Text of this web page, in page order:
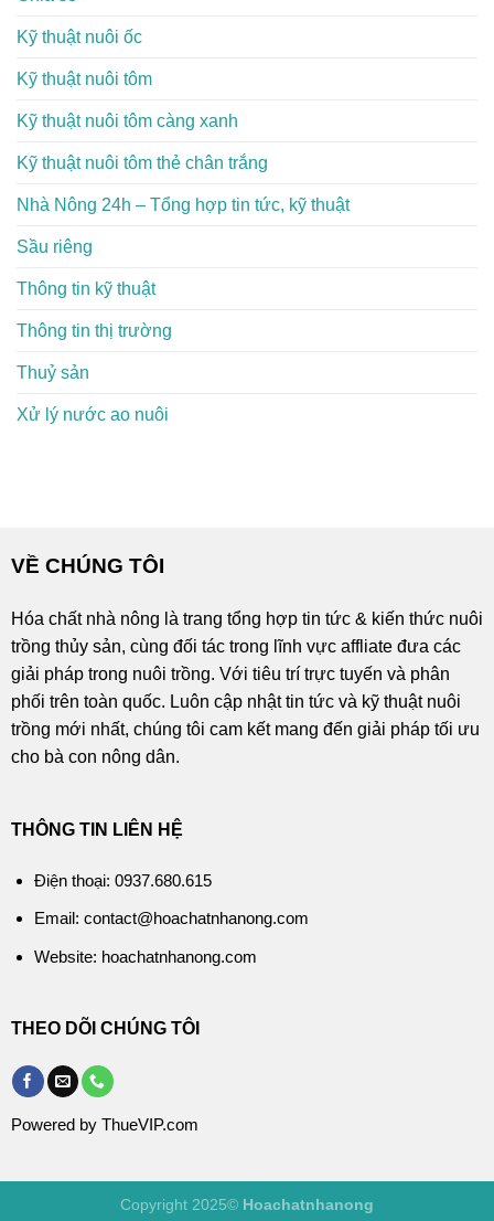
Kỹ thuật nuôi ốc
Kỹ thuật nuôi tôm
Kỹ thuật nuôi tôm càng xanh
Kỹ thuật nuôi tôm thẻ chân trắng
Nhà Nông 24h – Tổng hợp tin tức, kỹ thuật
Sầu riêng
Thông tin kỹ thuật
Thông tin thị trường
Thuỷ sản
Xử lý nước ao nuôi
VỀ CHÚNG TÔI
Hóa chất nhà nông là trang tổng hợp tin tức & kiến thức nuôi
trồng thủy sản, cùng đối tác trong lĩnh vực affliate đưa các
giải pháp trong nuôi trồng. Với tiêu trí trực tuyến và phân
phối trên toàn quốc. Luôn cập nhật tin tức và kỹ thuật nuôi
trồng mới nhất, chúng tôi cam kết mang đến giải pháp tối ưu
cho bà con nông dân.
THÔNG TIN LIÊN HỆ
Điện thoại: 0937.680.615
Email: contact@hoachatnhanong.com
Website: hoachatnhanong.com
THEO DÕI CHÚNG TÔI
Powered by ThueVIP.com
Copyright 2025© Hoachatnhanong